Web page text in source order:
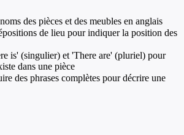
des pièces et des meubles en anglais
de lieu pour indiquer la position des
is' (singulier) et 'There are' (pluriel) pour
dans une pièce
des phrases complètes pour décrire une